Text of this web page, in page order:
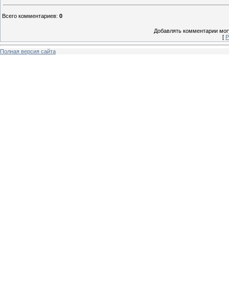
Всего комментариев: 0
Добавлять комментарии
[
Полная версия сайта